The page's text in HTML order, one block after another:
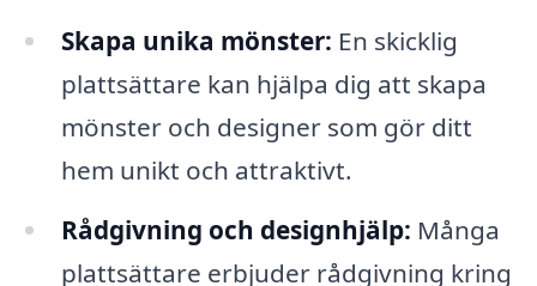
Skapa unika mönster: En skicklig
plattsättare kan hjälpa dig att skapa
mönster och designer som gör ditt
hem unikt och attraktivt.
Rådgivning och designhjälp: Många
plattsättare erbjuder rådgivning kring